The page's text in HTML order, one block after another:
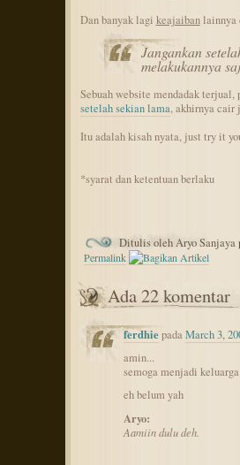
Dan banyak lagi keajaibanlainnya
Jangankan
melakukannya
Sebuah website mendadak
setelah sekian lama, akhirnya cair
Itu adalah kisah nyata, just try it
*syarat dan ketentuan berlaku
Ditulis oleh Aryo Sanjaya
Permalink
Ada 22 komentar
ferdhiepadaMarch 3,
amin...
semoga menjadi
eh belum yah
Aryo:
Aamiin dulu deh.